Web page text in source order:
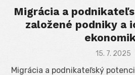
Migrácia a
založené podniky a
Posted
15. 7. 2025
Migrácia a podnikateľský